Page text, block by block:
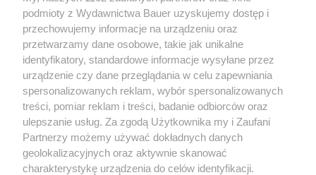
Wybierz Twój STYL z bezpłatną
dostawą
MAGAZYN
podmioty z Wydawnictwa Bauer uzyskujemy dostęp i
przechowujemy informacje na urządzeniu oraz
przetwarzamy dane osobowe, takie jak unikalne
identyfikatory, standardowe informacje wysyłane przez
urządzenie czy dane przeglądania w celu zapewniania
spersonalizowanych reklam, wybór spersonalizowanych
treści, pomiar reklam i treści, badanie odbiorców oraz
ulepszanie usług. Za zgodą Użytkownika my i Zaufani
Partnerzy możemy używać dokładnych danych
geolokalizacyjnych oraz aktywnie skanować
charakterystykę urządzenia do celów identyfikacji.